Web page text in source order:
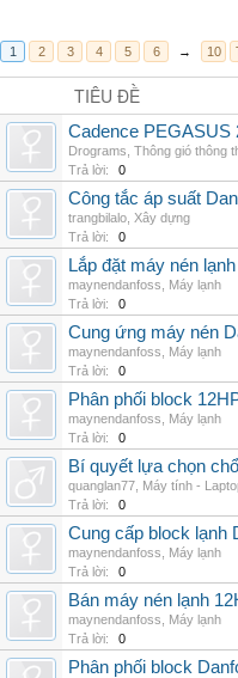
1 2 3 4 5 6 → 10
TIÊU ĐỀ
Cadence PEGASUS
Drograms Thông gió thông
Trả lời:
0
Công tắc áp suất
trangbilalo Xây dựng
Trả lời:
0
Lắp đặt máy nén
maynendanfoss
Máy lạnh
Trả lời:
0
Cung ứng máy nén
maynendanfoss
Máy lạnh
Trả lời:
0
Phân phối block
maynendanfoss
Máy lạnh
Trả lời:
0
Bí quyết lựa chọn
quanglan77 Máy tính -
Trả lời:
0
Cung cấp block lạnh
maynendanfoss
Máy lạnh
Trả lời:
0
Bán máy nén lạnh
maynendanfoss
Máy lạnh
Trả lời:
0
Phân phối block